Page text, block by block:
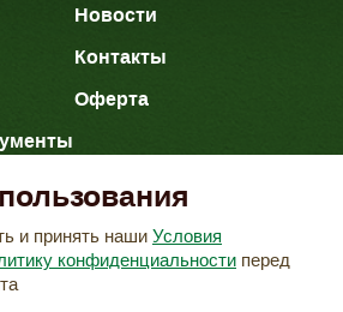
Новости
Контакты
Оферта
данных
персональных данных
и принять наши Условия
конфиденциальности перед